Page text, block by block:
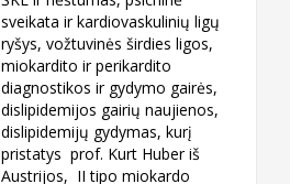
sveikata ir kardiovaskulinių ligų
ryšys, vožtuvinės širdies ligos,
miokardito ir perikardito
diagnostikos ir gydymo gairės,
dislipidemijos gairių naujienos,
dislipidemijų gydymas, kurį
pristatys prof. Kurt Huber iš
Austrijos, II tipo miokardo